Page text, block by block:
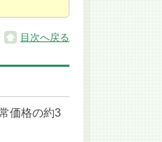
目次へ戻る
常価格の約3